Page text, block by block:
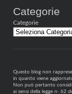
Categorie
Categorie
Questo blog non
in quanto viene
Non può pertanto
ai sensi della legge n· 62